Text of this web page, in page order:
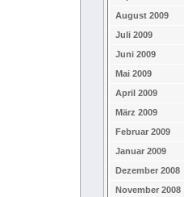
August 2009
Juli 2009
Juni 2009
Mai 2009
April 2009
März 2009
Februar 2009
Januar 2009
Dezember 2008
November 2008